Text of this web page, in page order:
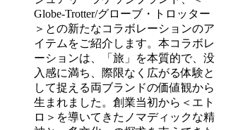
Globe-Trotter/グローブ・トロッター
＞との新たなコラボレーションのア
イテムをご紹介します。本コラボレ
ーションは、「旅」を本質的で、没
入感に満ち、際限なく広がる体験と
して捉える両ブランドの価値観から
生まれました。創業当初から＜エト
ロ＞を導いてきたノマディックな精